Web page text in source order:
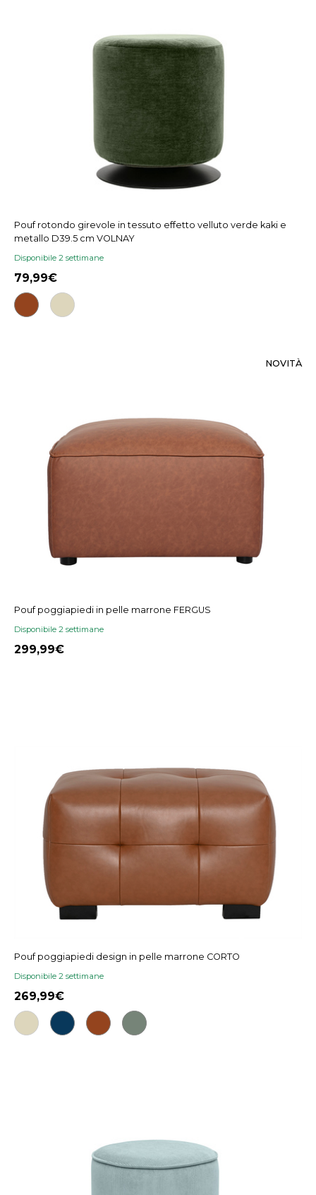
Pouf rotondo girevole in tessuto effetto velluto verde kaki e
metallo D39.5 cm VOLNAY
Disponibile 2 settimane
79,99
NOVITÀ
Pouf poggiapiedi in pelle marrone FERGUS
Disponibile 2 settimane
299,99
Pouf poggiapiedi design in pelle marrone CORTO
Disponibile 2 settimane
269,99